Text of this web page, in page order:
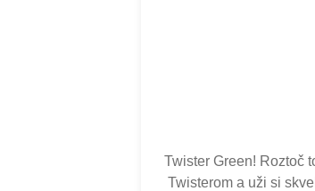
Twister Green! Roztoč
Twisterom a uži si